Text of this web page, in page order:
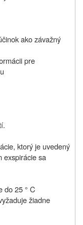
ako závažný
pre
ktorý je uvedený
exspirácie sa
do 25 ° C
žiadne